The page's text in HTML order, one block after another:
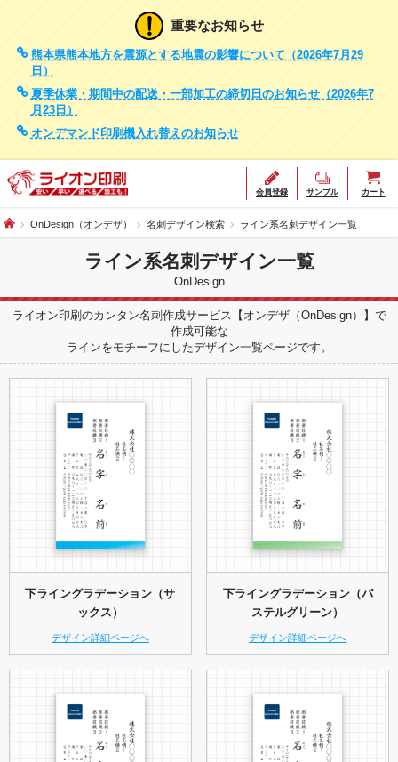
重要なお知らせ
熊本県熊本地方を震源とする地震の影響について（2026年7月29
日）
夏季休業・期間中の配送・一部加工の締切日のお知らせ（2026年7
月23日）
オンデマンド印刷機入れ替えのお知らせ
会員登録 サンプル カート
OnDesign（オンデザ） 名刺デザイン検索 ライン系名刺デザイン一覧
ライン系名刺デザイン一覧
OnDesign
ライオン印刷のカンタン名刺作成サービス【オンデザ（OnDesign）】で
作成可能な
ラインをモチーフにしたデザイン一覧ページです。
下ライングラデーション（サ
ックス）
デザイン詳細ページへ
下ライングラデーション（パ
ステルグリーン）
デザイン詳細ページへ